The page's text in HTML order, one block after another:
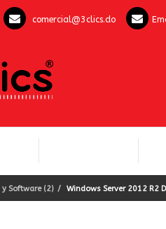
comercial@3clics.do
Software (2) Windows Server 2012 R2